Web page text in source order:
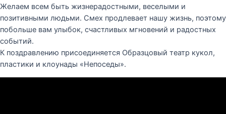
Желаем всем быть жизнерадостными, веселыми и
позитивными людьми. Смех продлевает нашу жизнь, поэтому
побольше вам улыбок, счастливых мгновений и радостных
событий.
К поздравлению присоединяется Образцовый театр кукол,
пластики и клоунады «Непоседы».